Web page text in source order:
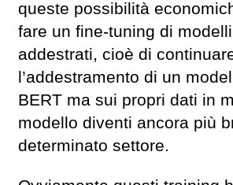
queste possibilità
fare un fine-tuning di
addestrati, cioè di
l’addestramento di un
BERT ma sui propri dati in
modello diventi ancora più
determinato settore.